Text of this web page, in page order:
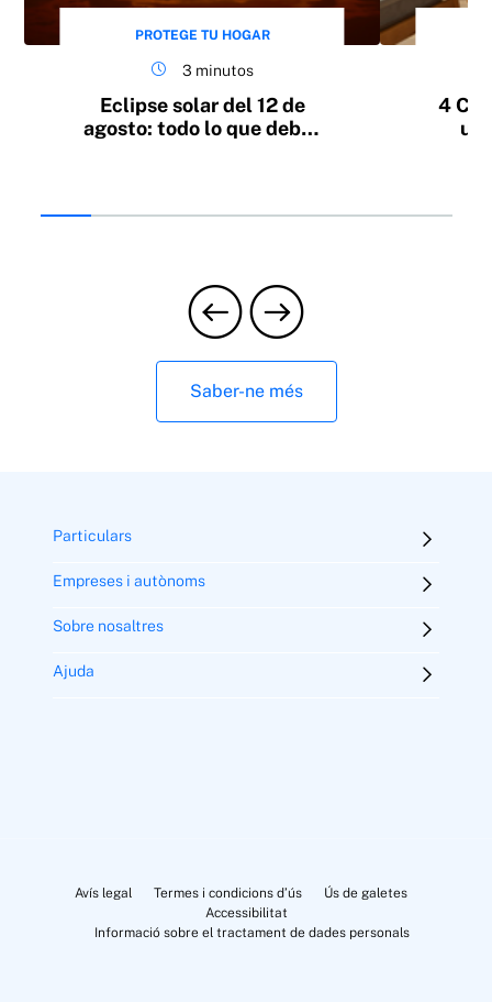
PROTEGE TU HOGAR
3 minutos
Eclipse solar del 12 de
agosto: todo lo que debes
4
un
Saber-ne més
Particulars
Empreses i autònoms
Sobre nosaltres
Ajuda
Avís legal Termes i condicions d’ús
Ús de galetes
Accessibilitat
Informació sobre el tractament de dades personals